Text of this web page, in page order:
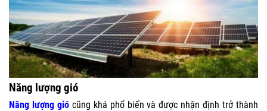
Năng lượng gió
Năng lượng giócũng khá phổ biến và được nhận định trở thành